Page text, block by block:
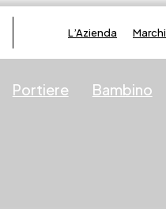
L’Azienda Marchi
Portiere Bambino